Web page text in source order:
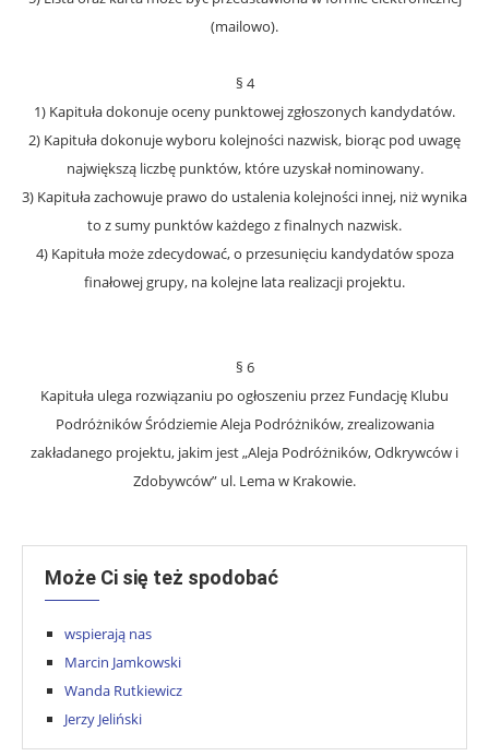
(mailowo).
§ 4
1) Kapituła dokonuje oceny punktowej zgłoszonych kandydatów.
2) Kapituła dokonuje wyboru kolejności nazwisk, biorąc pod uwagę
największą liczbę punktów, które uzyskał nominowany.
3) Kapituła zachowuje prawo do ustalenia kolejności innej, niż wynika
to z sumy punktów każdego z finalnych nazwisk.
4) Kapituła może zdecydować, o przesunięciu kandydatów spoza
finałowej grupy, na kolejne lata realizacji projektu.
§ 6
Kapituła ulega rozwiązaniu po ogłoszeniu przez Fundację Klubu
Podróżników Śródziemie Aleja Podróżników, zrealizowania
zakładanego projektu, jakim jest „Aleja Podróżników, Odkrywców i
Zdobywców” ul. Lema w Krakowie.
Może Ci się też spodobać
wspierają nas
Marcin Jamkowski
Wanda Rutkiewicz
Jerzy Jeliński